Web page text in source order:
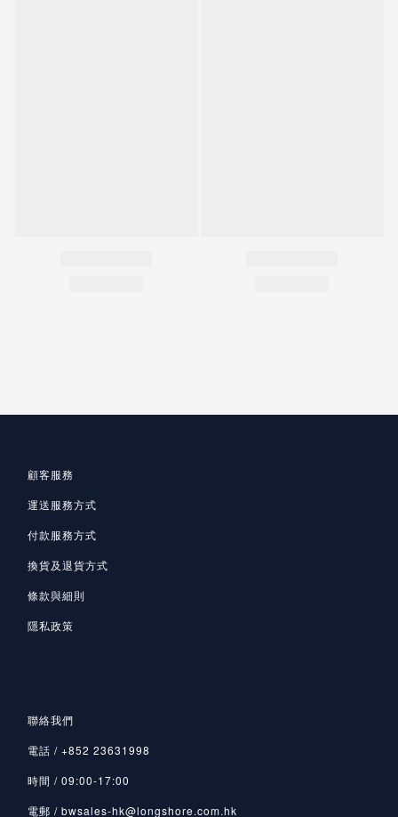
顧客服務
運送服務方式
付款服務方式
換貨及退貨方式
條款與細則
隱私政策
聯絡我們
電話 / +852 23631998
時間 / 09:00-17:00
電郵 / bwsales-hk@longshore.com.hk